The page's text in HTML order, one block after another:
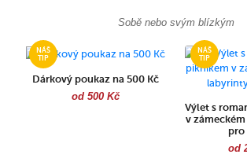
Sobě nebo svým blízkým
Dárkový poukaz na 500 Kč
od 500 Kč
Výlet s
v
pro
od